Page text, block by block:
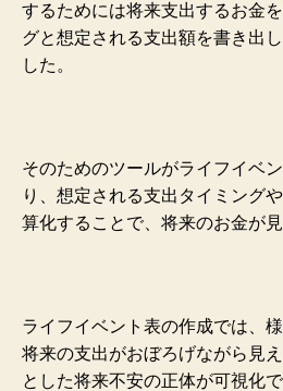
するためには将来支出するお金
グと想定される支出額を書き出
した。
そのためのツールがライフイベ
り、想定される支出タイミング
算化することで、将来のお金が見
ライフイベント表の作成では、
将来の支出がおぼろげながら見
とした将来不安の正体が可視化